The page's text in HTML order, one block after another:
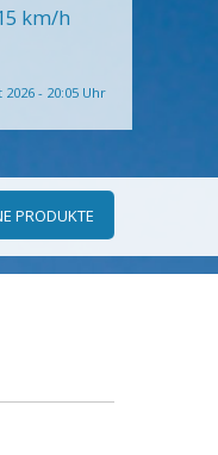
km/h
- 20:05 Uhr
PRODUKTE